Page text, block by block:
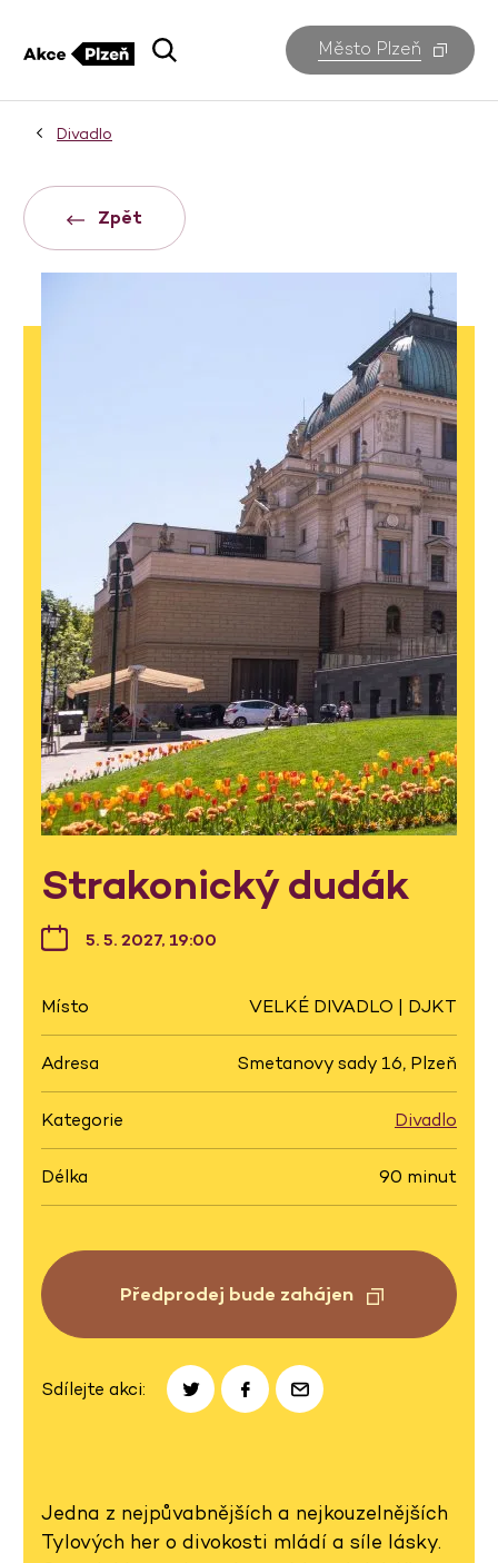
Město Plzeň
Divadlo
Zpět
Strakonický dudák
5. 5. 2027, 19:00
Místo VELKÉ DIVADLO | DJKT
Adresa Smetanovy sady 16, Plzeň
Kategorie Divadlo
Délka 90 minut
Předprodej bude zahájen
Sdílejte akci:
Jedna z nejpůvabnějších a nejkouzelnějších
Tylových her o divokosti mládí a síle lásky.